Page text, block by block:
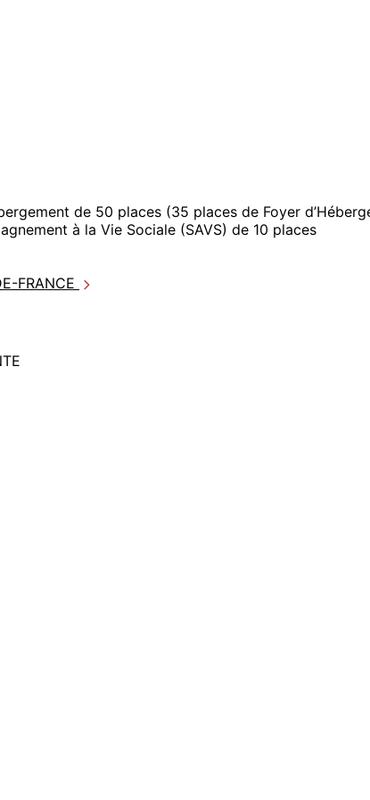
de 50 places (35 places de Foyer
à la Vie Sociale (SAVS) de 10 places
FRANCE